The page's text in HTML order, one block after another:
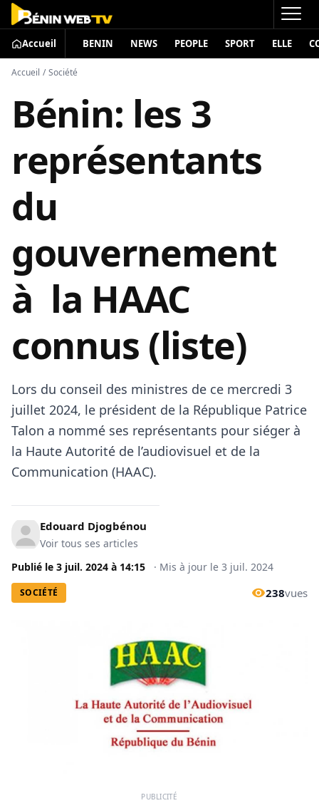
Accueil BENIN NEWS PEOPLE SPORT ELLE
Accueil / Société
Bénin: les 3
représentants
du
gouvernement
à la HAAC
connus (liste)
Lors du conseil des ministres de ce mercredi 3
juillet 2024, le président de la République Patrice
Talon a nommé ses représentants pour siéger à
la Haute Autorité de l’audiovisuel et de la
Communication (HAAC).
Edouard Djogbénou
Voir tous ses articles
Publié le 3 juil. 2024 à 14:15 · Mis à jour le 3 juil. 2024
SOCIÉTÉ 238vues
PUBLICITÉ